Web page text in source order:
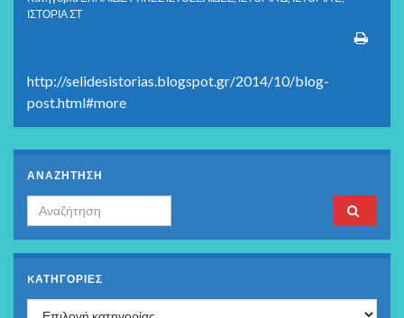
ΙΣΤΟΡΙΑ ΣΤ
http://selidesistorias.blogspot.gr/2014/10/blog-
post.html#more
ΑΝΑΖΗΤΗΣΗ
Search for:
KΑΤΗΓΟΡΊΕΣ
Kατηγορίες